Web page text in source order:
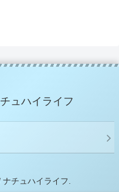
ュハイライフ
チュハイライフ.